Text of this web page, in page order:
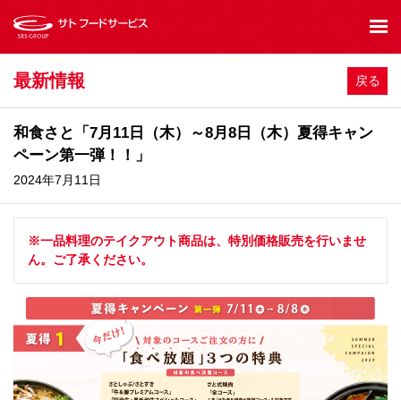
最新情報 戻る
和食さと「7月11日（木）～8月8日（木）夏得キャン
ペーン第一弾！！」
2024年7月11日
※一品料理のテイクアウト商品は、特別価格販売を行いませ
ん。ご了承ください。